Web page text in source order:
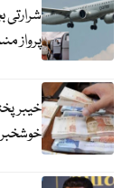
پرواز